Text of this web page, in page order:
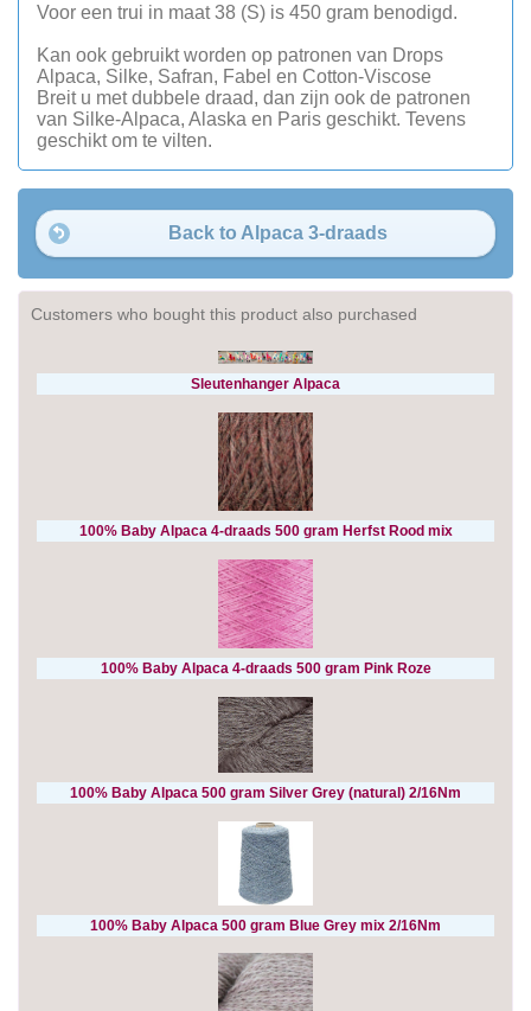
Voor een trui in maat 38 (S) is 450 gram benodigd.
Kan ook gebruikt worden op patronen van Drops
Alpaca, Silke, Safran, Fabel en Cotton-Viscose
Breit u met dubbele draad, dan zijn ook de patronen
van Silke-Alpaca, Alaska en Paris geschikt. Tevens
geschikt om te vilten.
Back to Alpaca 3-draads
Customers who bought this product also purchased
Sleutenhanger Alpaca
100% Baby Alpaca 4-draads 500 gram Herfst Rood mix
100% Baby Alpaca 4-draads 500 gram Pink Roze
100% Baby Alpaca 500 gram Silver Grey (natural) 2/16Nm
100% Baby Alpaca 500 gram Blue Grey mix 2/16Nm